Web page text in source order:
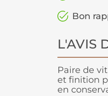
Bon
L'AVIS
Paire de
et finition
en